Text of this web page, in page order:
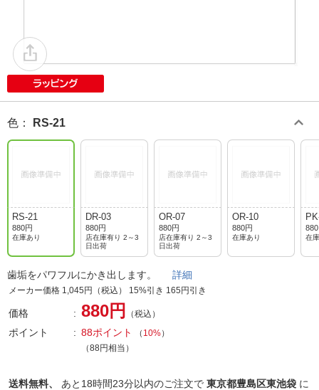
色 ： RS-21
RS-21
880円
在庫あり
DR-03
880円
店在庫有り 2～3
日出荷
OR-07
880円
店在庫有り 2～3
日出荷
OR-10
880円
在庫あり 在
歯垢をパワフルにかき出します。 詳細
メーカー価格 1,045円（税込） 15%引き 165円引き
価格 880円 （税込）
ポイント 88ポイント （ 10%）
（88円相当）
送料無料、 あと 18時間23分以内のご注文で 東京都豊島区東池袋 に